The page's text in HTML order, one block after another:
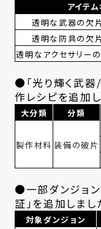
アイテ
透明な武器の欠
透明な防具の欠
透明なアクセサリー
●「光り輝く武
作レシピを追加し
大分類 分類
製作材料 装備の破片
●一部ダンジョン
証」を追加しまし
対象ダンジョン